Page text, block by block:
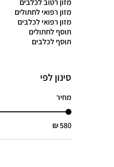
מזון רטוב לכלבים
מזון רפואי לחתולים
מזון רפואי לכלבים
תוסף לחתולים
תוסף לכלבים
סינון לפי
מחיר
‏580 ‏₪